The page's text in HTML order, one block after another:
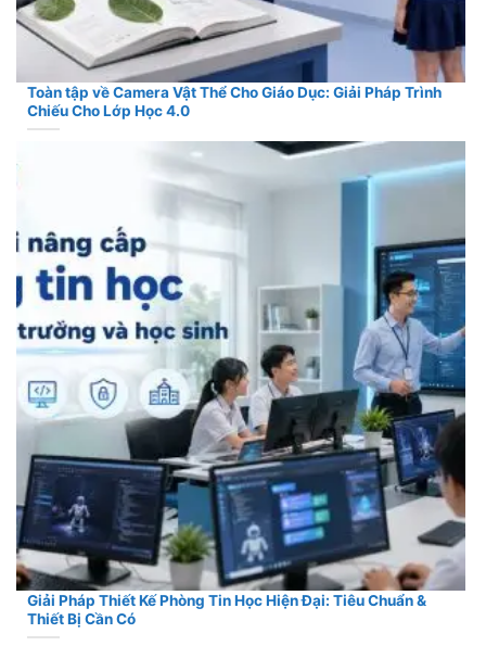
Toàn tập về Camera Vật Thể Cho Giáo Dục: Giải Pháp Trình
Chiếu Cho Lớp Học 4.0
Giải Pháp Thiết Kế Phòng Tin Học Hiện Đại: Tiêu Chuẩn &
Thiết Bị Cần Có